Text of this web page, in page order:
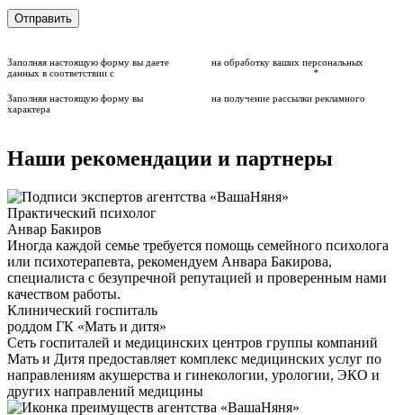
Заполняя настоящую форму вы даете
на обработку ваших персональных
данных в соответствии с
*
Заполняя настоящую форму вы
на получение рассылки рекламного
характера
Наши рекомендации и партнеры
Практический психолог
Анвар Бакиров
Иногда каждой семье требуется помощь семейного психолога
или психотерапевта, рекомендуем Анвара Бакирова,
специалиста с безупречной репутацией и проверенным нами
качеством работы.
Клинический госпиталь
роддом ГК «Мать и дитя»
Сеть госпиталей и медицинских центров группы компаний
Мать и Дитя предоставляет комплекс медицинских услуг по
направлениям акушерства и гинекологии, урологии, ЭКО и
других направлений медицины